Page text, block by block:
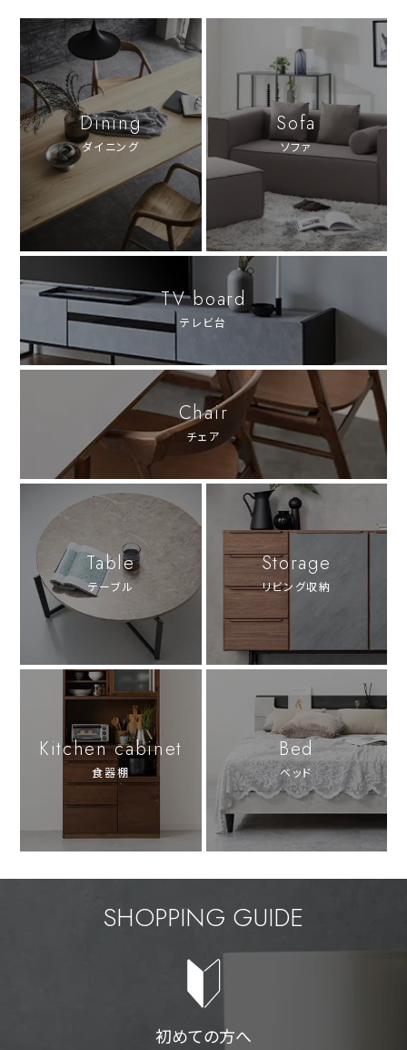
Dining
ダイニング
Sofa
ソファ
TV board
テレビ台
Chair
チェア
Table
テーブル
Storage
リビング収納
Kitchen cabinet
食器棚
Bed
ベッド
SHOPPING GUIDE
初めての方へ